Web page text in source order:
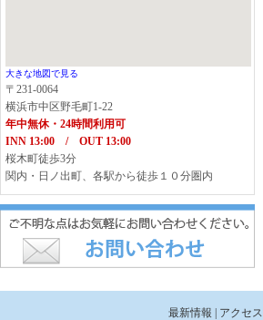
大きな地図で見る
〒231-0064
横浜市中区野毛町1-22
年中無休・24時間利用可
INN 13:00 / OUT 13:00
桜木町徒歩3分
関内・日ノ出町、各駅から徒歩１０分圏内
最新情報 | アクセス